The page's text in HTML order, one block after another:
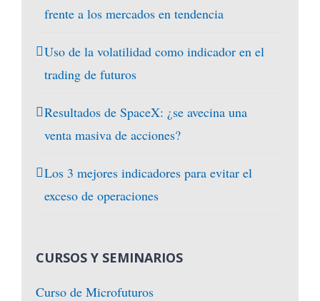
frente a los mercados en tendencia
Uso de la volatilidad como indicador en el
trading de futuros
Resultados de SpaceX: ¿se avecina una
venta masiva de acciones?
Los 3 mejores indicadores para evitar el
exceso de operaciones
CURSOS Y SEMINARIOS
Curso de Microfuturos